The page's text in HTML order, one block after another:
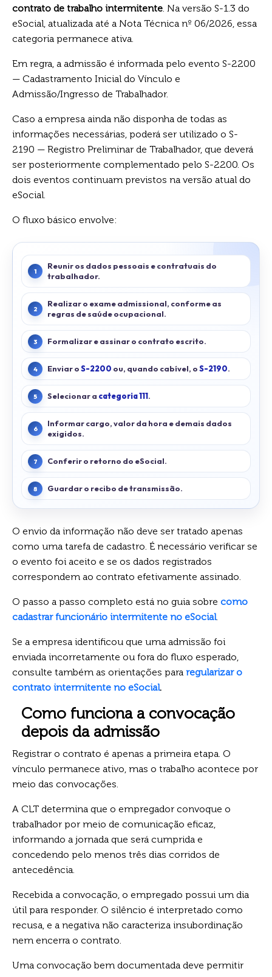
contrato de trabalho intermitente. Na versão S-1.3 do
eSocial, atualizada até a Nota Técnica nº 06/2026, essa
categoria permanece ativa.
Em regra, a admissão é informada pelo evento S-2200
— Cadastramento Inicial do Vínculo e
Admissão/Ingresso de Trabalhador.
Caso a empresa ainda não disponha de todas as
informações necessárias, poderá ser utilizado o S-
2190 — Registro Preliminar de Trabalhador, que deverá
ser posteriormente complementado pelo S-2200. Os
dois eventos continuam previstos na versão atual do
eSocial.
O fluxo básico envolve:
Reunir os dados pessoais e contratuais do
trabalhador.
Realizar o exame admissional, conforme as
regras de saúde ocupacional.
Formalizar e assinar o contrato escrito.
Enviar oS-2200 ou, quando cabível, oS-2190.
Selecionar a categoria 111.
Informar cargo, valor da hora e demais dados
exigidos.
Conferir o retorno do eSocial.
Guardar o recibo de transmissão.
O envio da informação não deve ser tratado apenas
como uma tarefa de cadastro. É necessário verificar se
o evento foi aceito e se os dados registrados
correspondem ao contrato efetivamente assinado.
O passo a passo completo está no guia sobre como
cadastrar funcionário intermitente no eSocial.
Se a empresa identificou que uma admissão foi
enviada incorretamente ou fora do fluxo esperado,
consulte também as orientações para regularizar o
contrato intermitente no eSocial.
Como funciona a convocação
depois da admissão
Registrar o contrato é apenas a primeira etapa. O
vínculo permanece ativo, mas o trabalho acontece por
meio das convocações.
A CLT determina que o empregador convoque o
trabalhador por meio de comunicação eficaz,
informando a jornada que será cumprida e
concedendo pelo menos três dias corridos de
antecedência.
Recebida a convocação, o empregado possui um dia
útil para responder. O silêncio é interpretado como
recusa, e a negativa não caracteriza insubordinação
nem encerra o contrato.
Uma convocação bem documentada deve permitir